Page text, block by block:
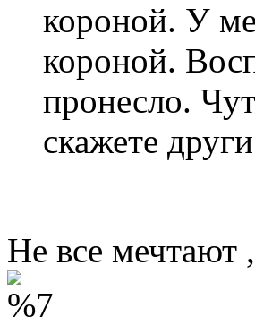
короной. У
короной.
пронесло.
скажете
Не все мечтают